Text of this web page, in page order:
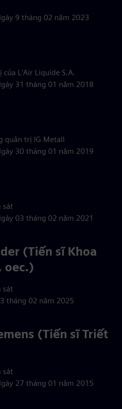
9 tháng 02 năm 2023
L'Air Liquide S.A.
31 tháng 01 năm 2018
quản trị IG Metall
30 tháng 01 năm 2019
sát
03 tháng 02 năm 2021
(Tiến sĩ Khoa
oec.)
sát
tháng 02 năm 2025
(Tiến sĩ Triết
sát
27 tháng 01 năm 2015